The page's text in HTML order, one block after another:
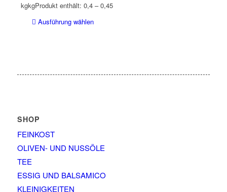
Produkt enthält: 0,4
kg – 0,45
kg
Ausführung wählen
auf.
gewählt
SHOP
FEINKOST
OLIVEN- UND NUSSÖLE
TEE
ESSIG UND BALSAMICO
KLEINIGKEITEN